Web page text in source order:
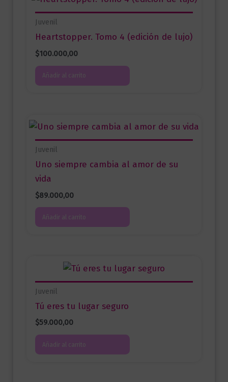
Juvenil
Heartstopper. Tomo 4 (edición de lujo)
$100.000,00
Añadir al carrito
Juvenil
Uno siempre cambia al amor de su
vida
$89.000,00
Añadir al carrito
Juvenil
Tú eres tu lugar seguro
$59.000,00
Añadir al carrito